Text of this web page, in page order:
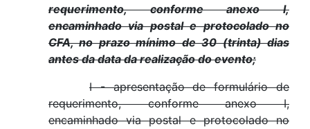
requerimento, conforme anexo I,
encaminhado via postal e protocolado no
CFA, no prazo mínimo de 30 (trinta) dias
antes da data da realização do evento;
I - apresentação de formulário de
requerimento, conforme anexo I,
encaminhado via postal e protocolado no